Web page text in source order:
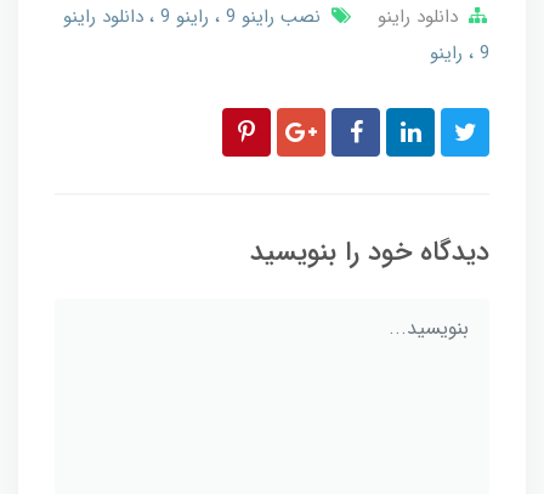
دانلود راینو
نصب راینو 9 راینو 9
دانلود راینو
9
راینو
دیدگاه خود را بنویسید